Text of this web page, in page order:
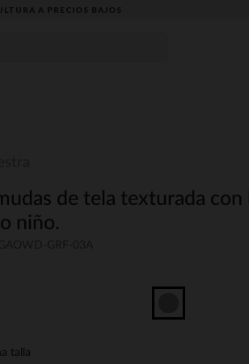
A PRECIOS BAJOS
de tela texturada
niño.
talla